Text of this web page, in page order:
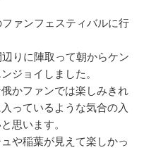
ァンフェスティバルに行
りに陣取って朝からケン
ジョイしました。
かファンでは楽しみきれ
っているような気合の入
思います。
や稲葉が見えて楽しかっ